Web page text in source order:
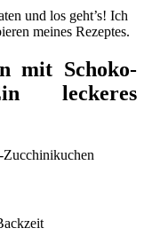
und los geht’s! Ich
meines Rezeptes.
mit Schoko-
leckeres